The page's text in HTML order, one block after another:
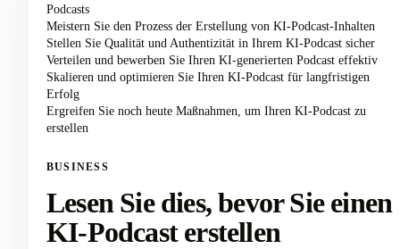
Podcasts
Meistern Sie den Prozess der Erstellung von KI-Podcast-Inhalten
Stellen Sie Qualität und Authentizität in Ihrem KI-Podcast sicher
Verteilen und bewerben Sie Ihren KI-generierten Podcast effektiv
Skalieren und optimieren Sie Ihren KI-Podcast für langfristigen
Erfolg
Ergreifen Sie noch heute Maßnahmen, um Ihren KI-Podcast zu
erstellen
BUSINESS
Lesen Sie dies, bevor Sie einen
KI-Podcast erstellen